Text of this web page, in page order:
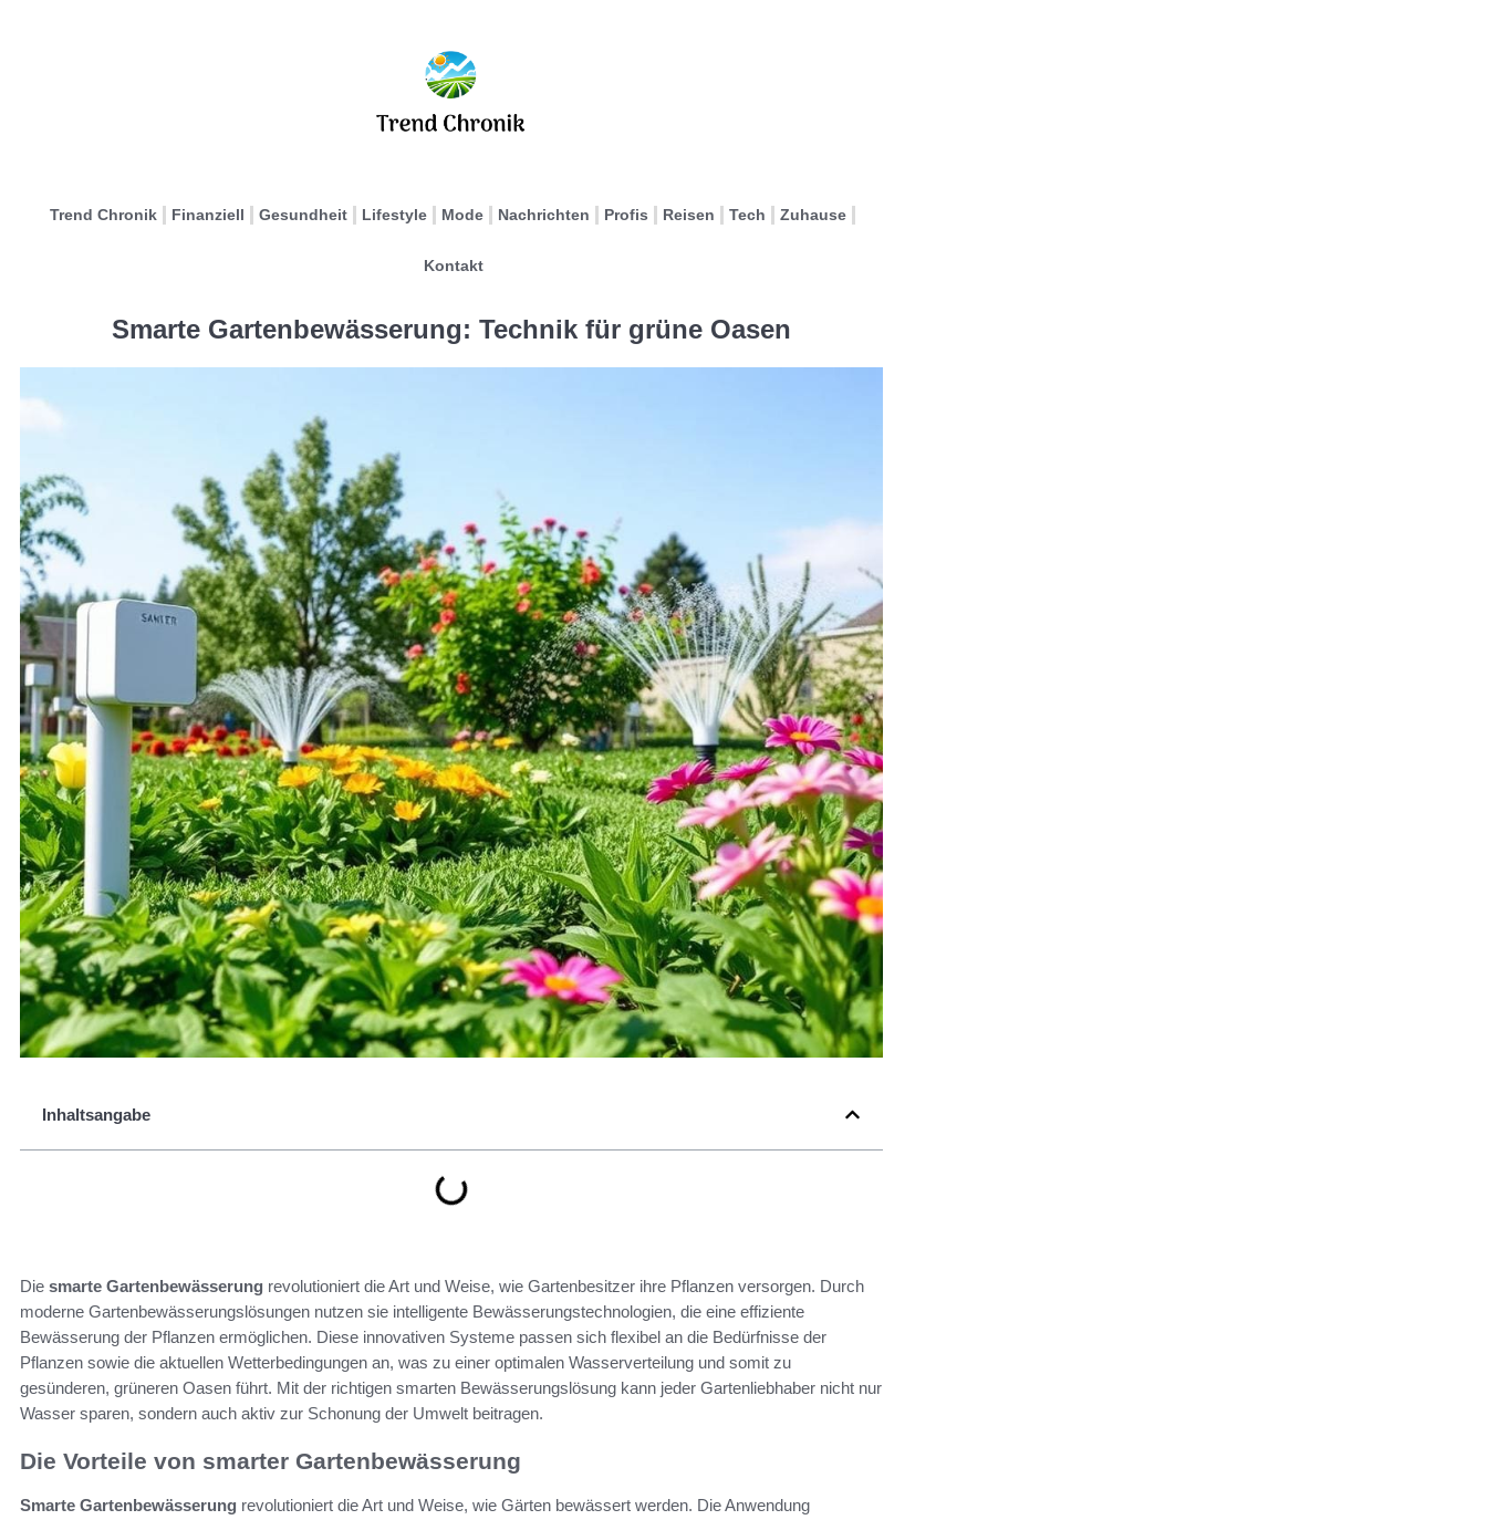
Trend Chronik Finanziell Gesundheit Lifestyle Mode Nachrichten Profis Reisen Tech Zuhause
Kontakt
Smarte Gartenbewässerung: Technik für grüne Oasen
Inhaltsangabe
Die smarte Gartenbewässerung revolutioniert die Art und Weise, wie Gartenbesitzer ihre Pflanzen versorgen. Durch
moderne Gartenbewässerungslösungen nutzen sie intelligente Bewässerungstechnologien, die eine effiziente
Bewässerung der Pflanzen ermöglichen. Diese innovativen Systeme passen sich flexibel an die Bedürfnisse der
Pflanzen sowie die aktuellen Wetterbedingungen an, was zu einer optimalen Wasserverteilung und somit zu
gesünderen, grüneren Oasen führt. Mit der richtigen smarten Bewässerungslösung kann jeder Gartenliebhaber nicht nur
Wasser sparen, sondern auch aktiv zur Schonung der Umwelt beitragen.
Die Vorteile von smarter Gartenbewässerung
Smarte Gartenbewässerung revolutioniert die Art und Weise, wie Gärten bewässert werden. Die Anwendung